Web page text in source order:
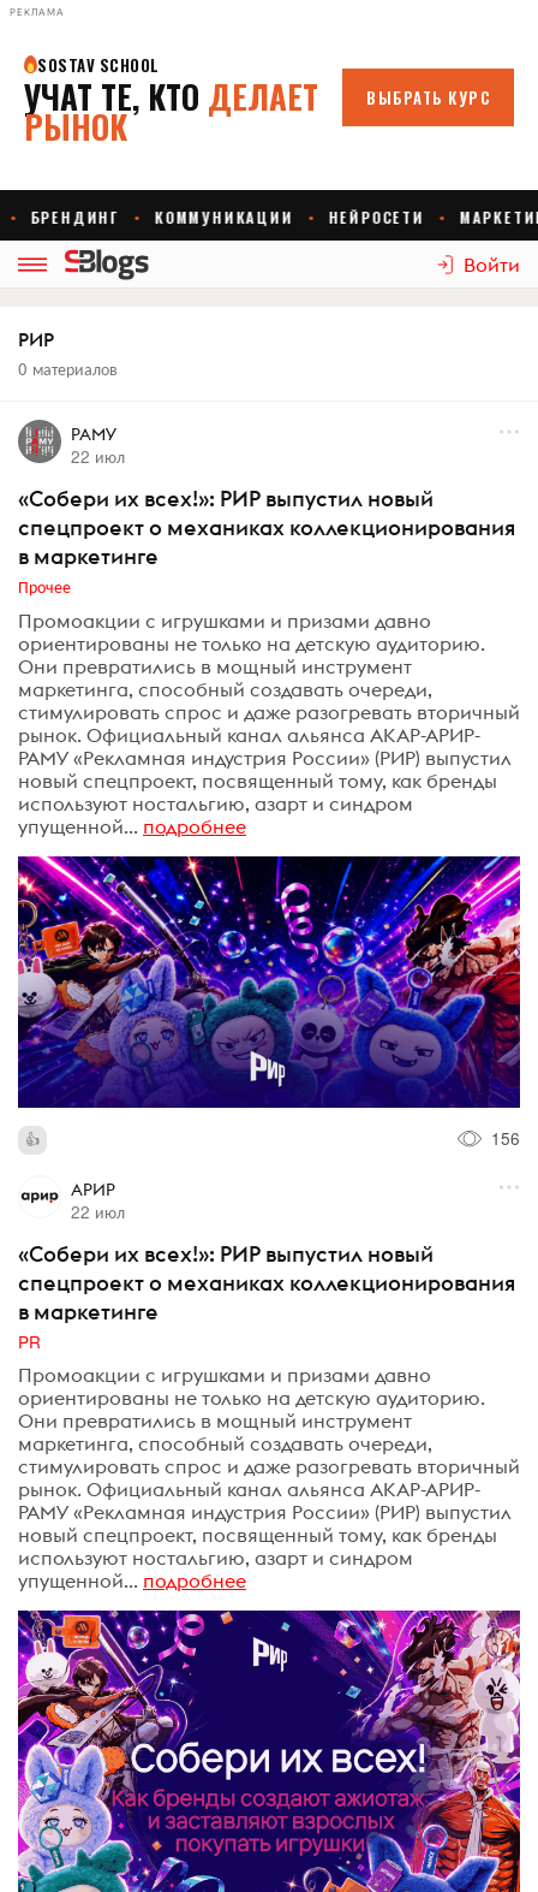
РЕКЛАМА
Войти
РИР
0 материалов
РАМУ
22 июл
«Собери их всех!»: РИР выпустил новый
спецпроект о механиках коллекционирования
в маркетинге
Прочее
Промоакции с игрушками и призами давно
ориентированы не только на детскую аудиторию.
Они превратились в мощный инструмент
маркетинга, способный создавать очереди,
стимулировать спрос и даже разогревать вторичный
рынок. Официальный канал альянса АКАР-АРИР-
РАМУ «Рекламная индустрия России» (РИР) выпустил
новый спецпроект, посвященный тому, как бренды
используют ностальгию, азарт и синдром
упущенной... подробнее
156
АРИР
22 июл
«Собери их всех!»: РИР выпустил новый
спецпроект о механиках коллекционирования
в маркетинге
PR
Промоакции с игрушками и призами давно
ориентированы не только на детскую аудиторию.
Они превратились в мощный инструмент
маркетинга, способный создавать очереди,
стимулировать спрос и даже разогревать вторичный
рынок. Официальный канал альянса АКАР-АРИР-
РАМУ «Рекламная индустрия России» (РИР) выпустил
новый спецпроект, посвященный тому, как бренды
используют ностальгию, азарт и синдром
упущенной... подробнее